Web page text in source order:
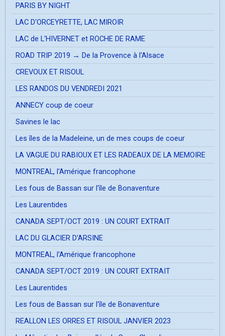
PARIS BY NIGHT
LAC D'ORCEYRETTE, LAC MIROIR
LAC de L'HIVERNET et ROCHE DE RAME
ROAD TRIP 2019 → De la Provence à l'Alsace
CREVOUX ET RISOUL
LES RANDOS DU VENDREDI 2021
ANNECY coup de coeur
Savines le lac
Les îles de la Madeleine, un de mes coups de coeur
LA VAGUE DU RABIOUX ET LES RADEAUX DE LA MEMOIRE
MONTREAL, l'Amérique francophone
Les fous de Bassan sur l'île de Bonaventure
Les Laurentides
CANADA SEPT/OCT 2019 : UN COURT EXTRAIT
LAC DU GLACIER D'ARSINE
MONTREAL, l'Amérique francophone
CANADA SEPT/OCT 2019 : UN COURT EXTRAIT
Les Laurentides
Les fous de Bassan sur l'île de Bonaventure
REALLON LES ORRES ET RISOUL JANVIER 2023